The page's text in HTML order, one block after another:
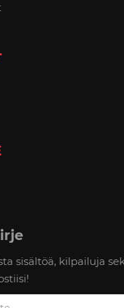
sisältöä, kilpailuja